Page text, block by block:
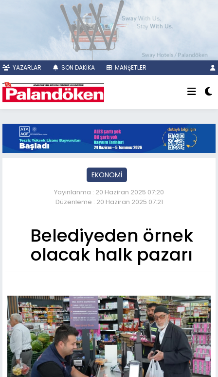
YAZARLAR SON DAKİKA MANŞETLER
EKONOMİ
Yayınlanma : 20 Haziran 2025 07:20
Düzenleme : 20 Haziran 2025 07:21
Belediyeden örnek
olacak halk pazarı